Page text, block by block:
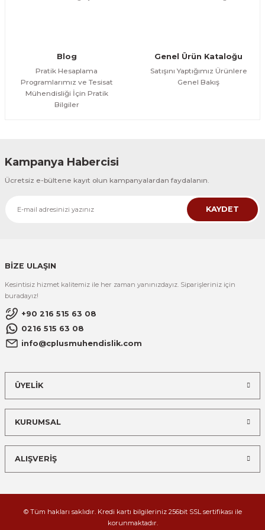
Blog
Pratik Hesaplama
Programlarımız ve Tesisat
Mühendisliği İçin Pratik
Bilgiler
Genel Ürün Kataloğu
Satışını Yaptığımız Ürünlere
Genel Bakış
Kampanya Habercisi
Ücretsiz e-bültene kayıt olun kampanyalardan faydalanın.
KAYDET
BİZE ULAŞIN
Kesintisiz hizmet kalitemiz ile her zaman yanınızdayız. Siparişleriniz için
buradayız!
+90 216 515 63 08
0216 515 63 08
info@cplusmuhendislik.com
ÜYELİK
KURUMSAL
ALIŞVERİŞ
© Tüm hakları saklıdır. Kredi kartı bilgileriniz 256bit SSL sertifikası ile
korunmaktadır.